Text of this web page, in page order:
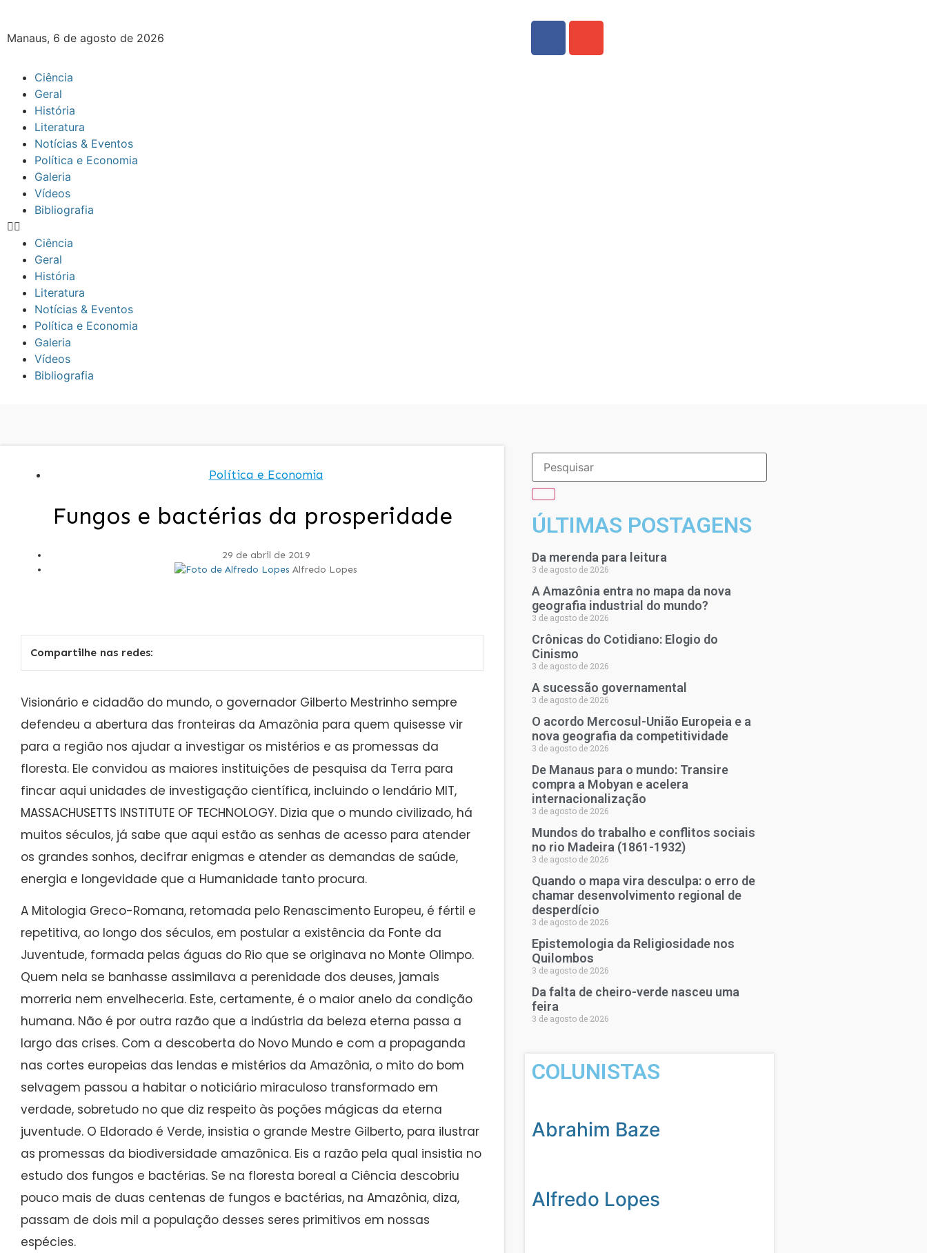
Manaus, 6 de agosto de 2026
Ciência
Geral
História
Literatura
Notícias & Eventos
Política e Economia
Galeria
Vídeos
Bibliografia
Ciência
Geral
História
Literatura
Notícias & Eventos
Política e Economia
Galeria
Vídeos
Bibliografia
Política e Economia
Fungos e bactérias da prosperidade
29 de abril de 2019
Alfredo Lopes
Compartilhe nas redes:
Visionário e cidadão do mundo, o governador Gilberto Mestrinho sempre
defendeu a abertura das fronteiras da Amazônia para quem quisesse vir
para a região nos ajudar a investigar os mistérios e as promessas da
floresta. Ele convidou as maiores instituições de pesquisa da Terra para
fincar aqui unidades de investigação científica, incluindo o lendário MIT,
MASSACHUSETTS INSTITUTE OF TECHNOLOGY. Dizia que o mundo civilizado, há
muitos séculos, já sabe que aqui estão as senhas de acesso para atender
os grandes sonhos, decifrar enigmas e atender as demandas de saúde,
energia e longevidade que a Humanidade tanto procura.
A Mitologia Greco-Romana, retomada pelo Renascimento Europeu, é fértil e
repetitiva, ao longo dos séculos, em postular a existência da Fonte da
Juventude, formada pelas águas do Rio que se originava no Monte Olimpo.
Quem nela se banhasse assimilava a perenidade dos deuses, jamais
morreria nem envelheceria. Este, certamente, é o maior anelo da condição
humana. Não é por outra razão que a indústria da beleza eterna passa a
largo das crises. Com a descoberta do Novo Mundo e com a propaganda
nas cortes europeias das lendas e mistérios da Amazônia, o mito do bom
selvagem passou a habitar o noticiário miraculoso transformado em
verdade, sobretudo no que diz respeito às poções mágicas da eterna
juventude. O Eldorado é Verde, insistia o grande Mestre Gilberto, para ilustrar
as promessas da biodiversidade amazônica. Eis a razão pela qual insistia no
estudo dos fungos e bactérias. Se na floresta boreal a Ciência descobriu
pouco mais de duas centenas de fungos e bactérias, na Amazônia, diza,
passam de dois mil a população desses seres primitivos em nossas
espécies.
ÚLTIMAS POSTAGENS
Da merenda para leitura
3 de agosto de 2026
A Amazônia entra no mapa da nova
geografia industrial do mundo?
3 de agosto de 2026
Crônicas do Cotidiano: Elogio do
Cinismo
3 de agosto de 2026
A sucessão governamental
3 de agosto de 2026
O acordo Mercosul-União Europeia e a
nova geografia da competitividade
3 de agosto de 2026
De Manaus para o mundo: Transire
compra a Mobyan e acelera
internacionalização
3 de agosto de 2026
Mundos do trabalho e conflitos sociais
no rio Madeira (1861-1932)
3 de agosto de 2026
Quando o mapa vira desculpa: o erro de
chamar desenvolvimento regional de
desperdício
3 de agosto de 2026
Epistemologia da Religiosidade nos
Quilombos
3 de agosto de 2026
Da falta de cheiro-verde nasceu uma
feira
3 de agosto de 2026
COLUNISTAS
Abrahim Baze
Alfredo Lopes